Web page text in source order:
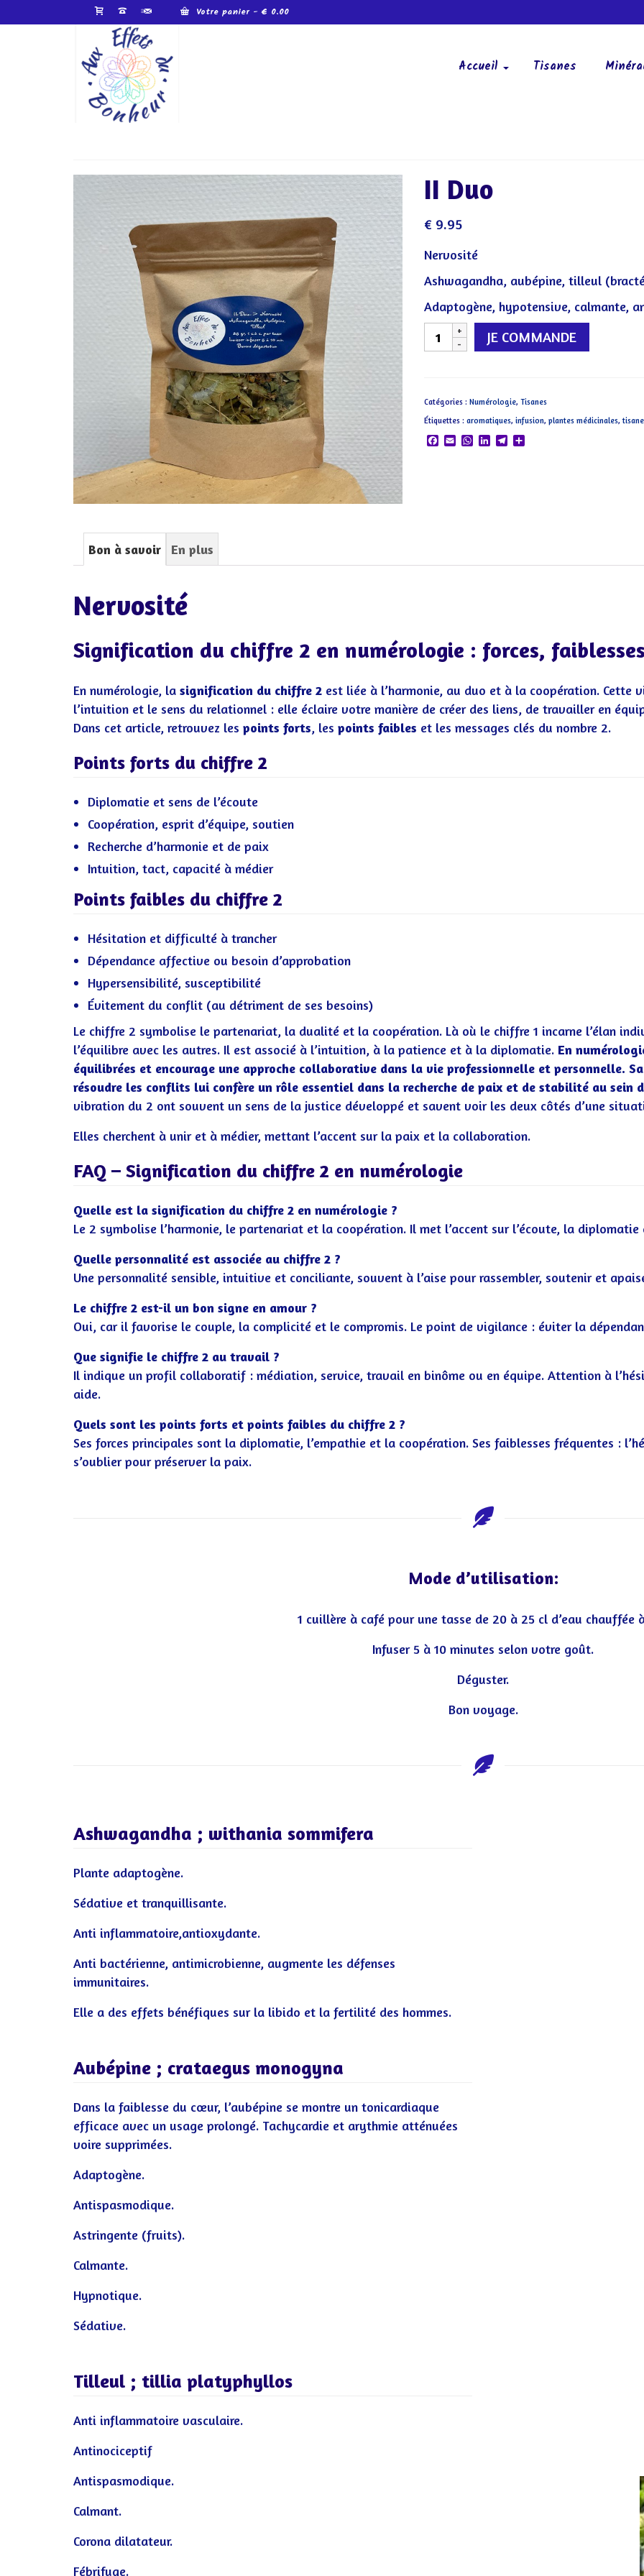
Votre panier - € 0.00
Accueil Tisanes
II Duo
€9.95
Nervosité
Ashwagandha, aubépine, tilleul
Adaptogène, hypotensive, calmante,
quantité
de
JE COMMANDE
Catégories : Numérologie, Tisanes
Étiquettes : aromatiques, infusion, plantes médicinales,tisane
Facebook
EmailWhatsApp
LinkedInTelegram
Partager
Bon à savoir En plus
Nervosité
Signification du chiffre 2 en numérologie : forces,
En numérologie, la signification du chiffre 2 est liée à l’harmonie, au duo et à la coopération.
l’intuition et le sens du relationnel : elle éclaire votre manière de créer des liens, de travailler en
Dans cet article, retrouvez les points forts, les points faibles et les messages clés du nombre 2.
Points forts du chiffre 2
Diplomatie et sens de l’écoute
Coopération, esprit d’équipe, soutien
Recherche d’harmonie et de paix
Intuition, tact, capacité à médier
Points faibles du chiffre 2
Hésitation et difficulté à trancher
Dépendance affective ou besoin d’approbation
Hypersensibilité, susceptibilité
Évitement du conflit (au détriment de ses besoins)
Le chiffre 2 symbolise le partenariat, la dualité et la coopération. Là où le chiffre 1 incarne l’élan
l’équilibre avec les autres. Il est associé à l’intuition, à la patience et à la diplomatie. En
équilibrées et encourage une approche collaborative dans la vie professionnelle et personnelle.
résoudre les conflits lui confère un rôle essentiel dans la recherche de paix et de stabilité au sein
vibration du 2 ont souvent un sens de la justice développé et savent voir les deux côtés d’une
Elles cherchent à unir et à médier, mettant l’accent sur la paix et la collaboration.
FAQ – Signification du chiffre 2 en numérologie
Quelle est la signification du chiffre 2 en numérologie ?
Le 2 symbolise l’harmonie, le partenariat et la coopération. Il met l’accent sur l’écoute, la diplomatie
Quelle personnalité est associée au chiffre 2 ?
Une personnalité sensible, intuitive et conciliante, souvent à l’aise pour rassembler, soutenir et
Le chiffre 2 est-il un bon signe en amour ?
Oui, car il favorise le couple, la complicité et le compromis. Le point de vigilance : éviter la
Que signifie le chiffre 2 au travail ?
Il indique un profil collaboratif : médiation, service, travail en binôme ou en équipe. Attention à
aide.
Quels sont les points forts et points faibles du chiffre 2 ?
Ses forces principales sont la diplomatie, l’empathie et la coopération. Ses faiblesses fréquentes :
s’oublier pour préserver la paix.
Mode d’utilisation:
1 cuillère à café pour une tasse de 20 à 25 cl d’eau chauffée
Infuser 5 à 10 minutes selon votre goût.
Déguster.
Bon voyage.
Ashwagandha ; withania sommifera
Plante adaptogène.
Sédative et tranquillisante.
Anti inflammatoire,antioxydante.
Anti bactérienne, antimicrobienne, augmente les défenses
immunitaires.
Elle a des effets bénéfiques sur la libido et la fertilité des hommes.
Aubépine ; crataegus monogyna
Dans la faiblesse du cœur, l’aubépine se montre un tonicardiaque
efficace avec un usage prolongé. Tachycardie et arythmie atténuées
voire supprimées.
Adaptogène.
Antispasmodique.
Astringente (fruits).
Calmante.
Hypnotique.
Sédative.
Tilleul ; tillia platyphyllos
Anti inflammatoire vasculaire.
Antinociceptif
Antispasmodique.
Calmant.
Corona dilatateur.
Fébrifuge.